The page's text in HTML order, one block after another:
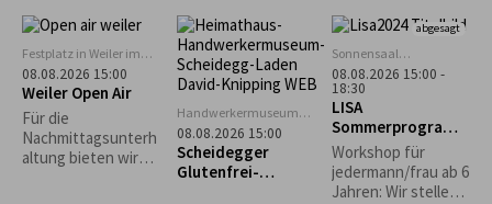
übernehmen“ -
Bettina von
Nottbeck,
Heilpraktikerin,
Körperpsychothera
peutin
Festplatz in Weiler im
Allgäu
08.08.2026 15:00
Weiler Open Air
Für die
Nachmittagsunterh
altung bieten wir
Handwerkermuseum
„Heimathaus"
Scheidegg
08.08.2026 15:00
Scheidegger
Glutenfrei-
abgesagt
Sonnensaal
Stiefenhofen
08.08.2026 15:00 -
18:30
LISA
Sommerprogramm
: Familienaktion
Workshop für
jedermann/frau ab 6
Jahren: Wir stellen